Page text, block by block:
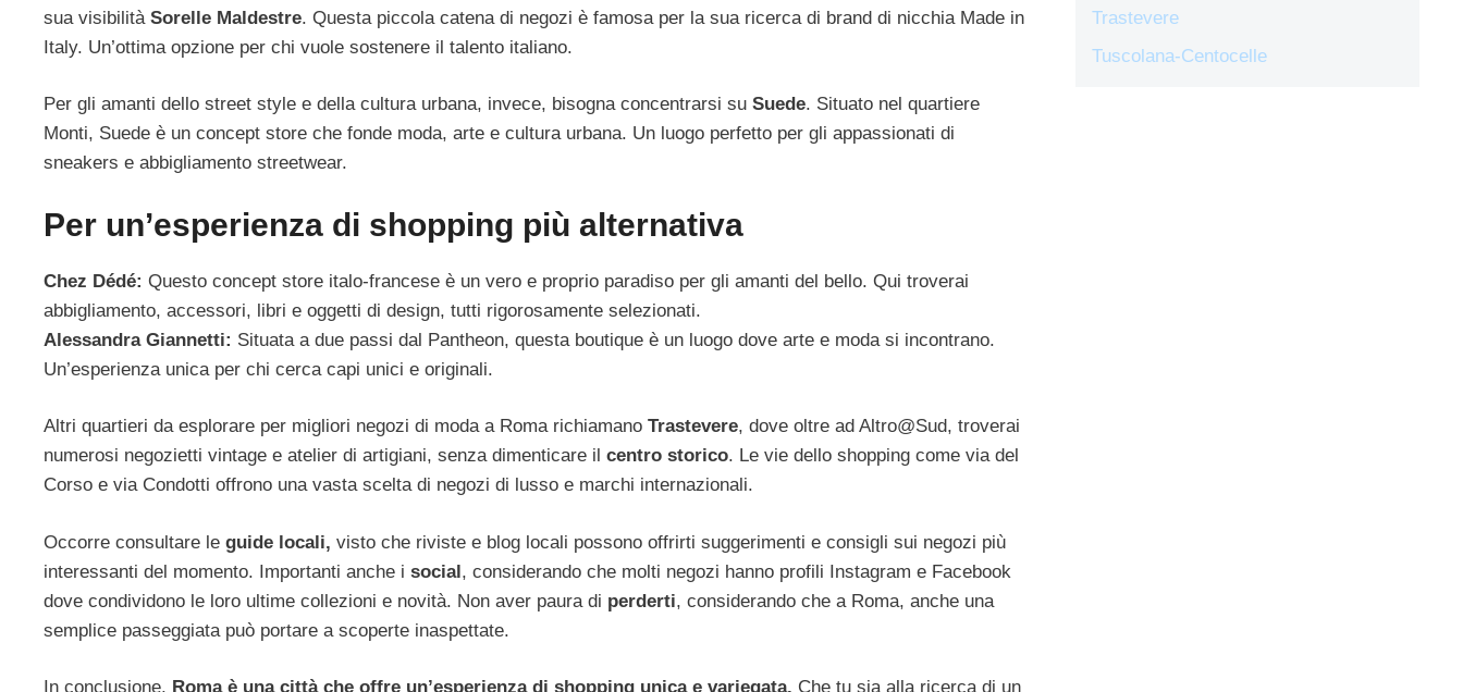
sua visibilità Sorelle Maldestre. Questa piccola catena di negozi è famosa per la sua ricerca di brand di nicchia Made in
Italy. Un’ottima opzione per chi vuole sostenere il talento italiano.
Per gli amanti dello street style e della cultura urbana, invece, bisogna concentrarsi su Suede. Situato nel quartiere
Monti, Suede è un concept store che fonde moda, arte e cultura urbana. Un luogo perfetto per gli appassionati di
sneakers e abbigliamento streetwear.
Per un’esperienza di shopping più alternativa
Chez Dédé: Questo concept store italo-francese è un vero e proprio paradiso per gli amanti del bello. Qui troverai
abbigliamento, accessori, libri e oggetti di design, tutti rigorosamente selezionati.
Alessandra Giannetti: Situata a due passi dal Pantheon, questa boutique è un luogo dove arte e moda si incontrano.
Un’esperienza unica per chi cerca capi unici e originali.
Altri quartieri da esplorare per migliori negozi di moda a Roma richiamano Trastevere, dove oltre ad Altro@Sud, troverai
numerosi negozietti vintage e atelier di artigiani, senza dimenticare il centro storico. Le vie dello shopping come via del
Corso e via Condotti offrono una vasta scelta di negozi di lusso e marchi internazionali.
Occorre consultare le guide locali, visto che riviste e blog locali possono offrirti suggerimenti e consigli sui negozi più
interessanti del momento. Importanti anche i social, considerando che molti negozi hanno profili Instagram e Facebook
dove condividono le loro ultime collezioni e novità. Non aver paura di perderti, considerando che a Roma, anche una
semplice passeggiata può portare a scoperte inaspettate.
In conclusione, Roma è una città che offre un’esperienza di shopping unica e variegata. Che tu sia alla ricerca di un
Trastevere
Tuscolana-Centocelle